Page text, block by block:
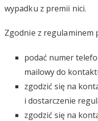
wypadku z premii nici.
Zgodnie z regulaminem
podać numer
mailowy do
zgodzić się na
i dostarczenie
zgodzić się na